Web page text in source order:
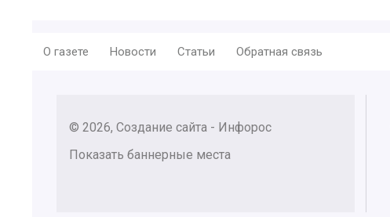
О газете Новости Статьи Обратная связь
© 2026, Создание сайта - Инфорос
Показать баннерные места